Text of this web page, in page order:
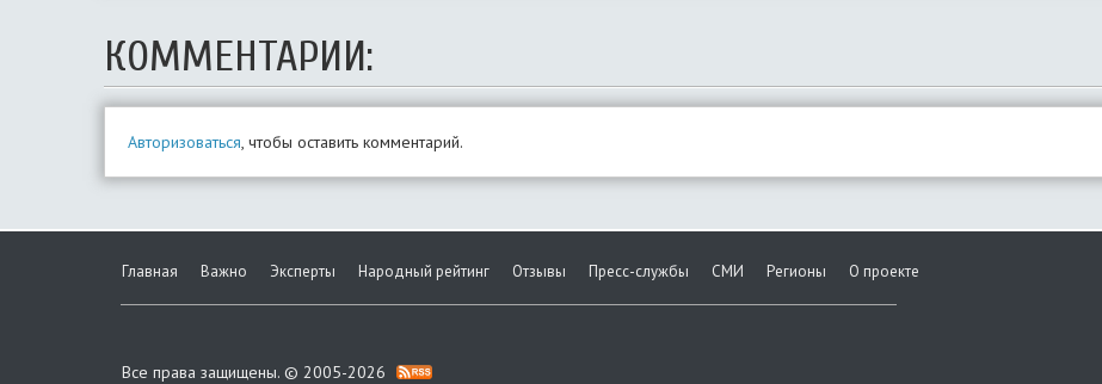
КОММЕНТАРИИ:
Авторизоваться, чтобы оставить комментарий.
Главная Важно Эксперты Народный рейтинг Отзывы Пресс-службы СМИ Регионы О проекте
Все права защищены. © 2005-2026